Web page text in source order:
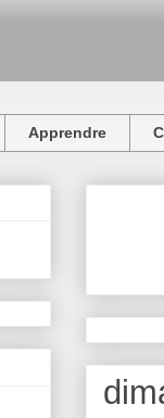
Apprendre